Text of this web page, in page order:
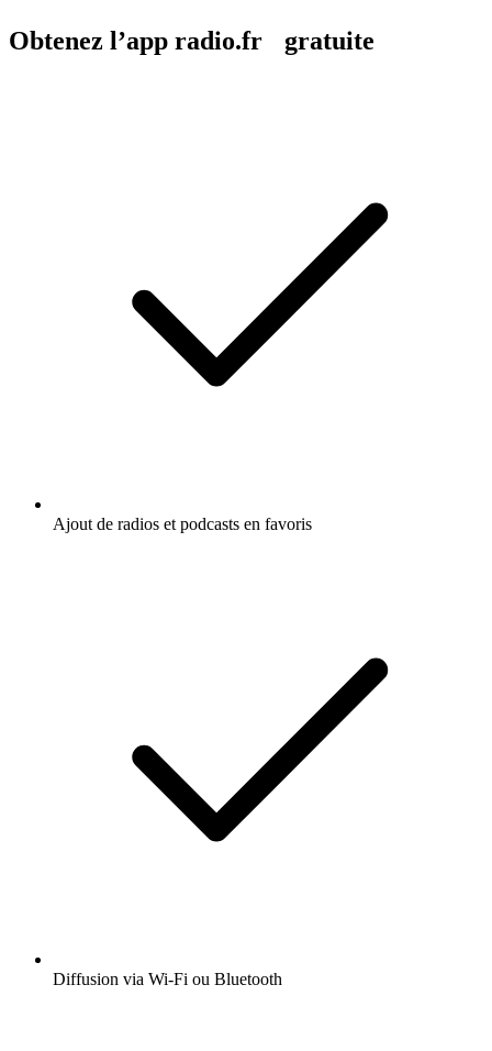
Obtenez l’app radio.fr gratuite
Ajout de radios et podcasts en favoris
Diffusion via Wi-Fi ou Bluetooth